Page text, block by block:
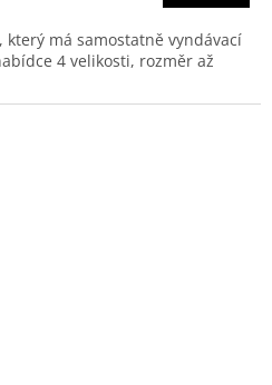
který má samostatně vyndávací
4 velikosti, rozměr až